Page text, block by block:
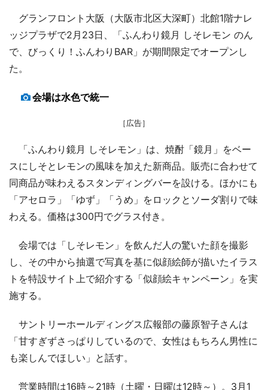
グランフロント大阪（大阪市北区大深町）北館1階ナレ
ッジプラザで2月23日、「ふんわり鏡月 しそレモン のん
で、びっくり！ふんわりBAR」が期間限定でオープンし
た。
会場は水色で統一
［広告］
「ふんわり鏡月 しそレモン」は、焼酎「鏡月」をベー
スにしそとレモンの風味を加えた新商品。販売に合わせて
同商品が味わえるスタンディングバーを設ける。ほかにも
「アセロラ」「ゆず」「うめ」をロックとソーダ割りで味
わえる。価格は300円でグラス付き。
会場では「しそレモン」を飲んだ人の驚いた顔を撮影
し、その中から抽選で写真を基に似顔絵師が描いたイラス
トを特設サイト上で紹介する「似顔絵キャンペーン」を実
施する。
サントリーホールディングス広報部の藤原智子さんは
「甘すぎずさっぱりしているので、女性はもちろん男性に
も楽しんでほしい」と話す。
営業時間は16時～21時（土曜・日曜は12時～）。3月1